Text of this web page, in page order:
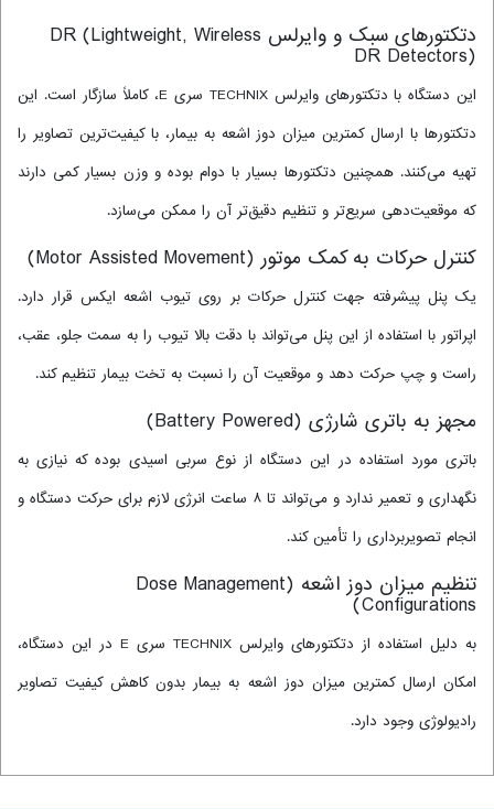
دتکتورهای سبک و وایرلس DR (Lightweight, Wireless
DR Detectors)
این دستگاه با دتکتورهای وایرلس TECHNIX سری E، کاملاً سازگار است. این
دتکتورها با ارسال کمترین میزان دوز اشعه به بیمار، با کیفیت‌ترین تصاویر را
تهیه می‌کنند. همچنین دتکتورها بسیار با دوام بوده و وزن بسیار کمی دارند
که موقعیت‌دهی سریع‌تر و تنظیم دقیق‌تر آن را ممکن می‌سازد.
کنترل حرکات به کمک موتور (Motor Assisted Movement)
یک پنل پیشرفته جهت کنترل حرکات بر روی تیوب اشعه ایکس قرار دارد.
اپراتور با استفاده از این پنل می‌تواند با دقت بالا تیوب را به سمت جلو، عقب،
راست و چپ حرکت دهد و موقعیت آن را نسبت به تخت بیمار تنظیم کند.
مجهز به باتری شارژی (Battery Powered)
باتری مورد استفاده در این دستگاه از نوع سربی اسیدی بوده که نیازی به
نگهداری و تعمیر ندارد و می‌تواند تا ۸ ساعت انرژی لازم برای حرکت دستگاه و
انجام تصویربرداری را تأمین کند.
تنظیم میزان دوز اشعه (Dose Management
Configurations)
به دلیل استفاده از دتکتورهای وایرلس TECHNIX سری E در این دستگاه،
امکان ارسال کمترین میزان دوز اشعه به بیمار بدون کاهش کیفیت تصاویر
رادیولوژی وجود دارد.